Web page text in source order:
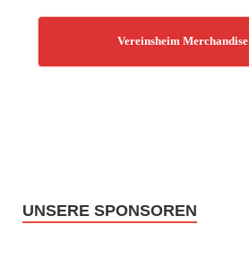
Vereinsheim Merchandise
UNSERE SPONSOREN